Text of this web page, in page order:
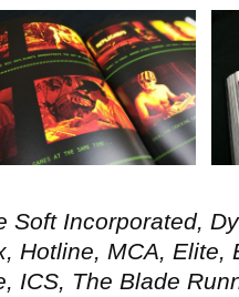
Soft Incorporated,
Hotline, MCA, Elite,
ICS, The Blade